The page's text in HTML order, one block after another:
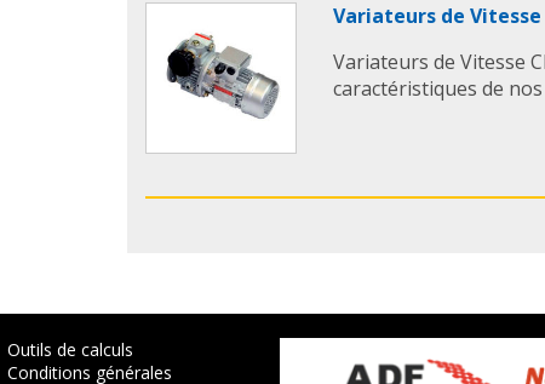
Variateurs de Vitesse
Variateurs de Vitesse
caractéristiques de
Outils de calculs
Conditions générales